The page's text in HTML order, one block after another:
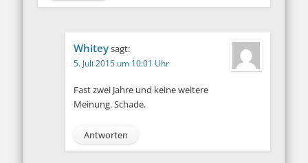
Whiteysagt:
5. Juli 2015 um 10:01 Uhr
Fast zwei Jahre und keine weitere
Meinung. Schade.
Antworten